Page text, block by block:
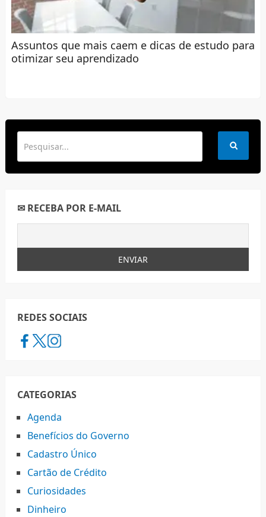
Assuntos que mais caem e dicas de estudo para
otimizar seu aprendizado
✉ RECEBA POR E-MAIL
REDES SOCIAIS
CATEGORIAS
Agenda
Benefícios do Governo
Cadastro Único
Cartão de Crédito
Curiosidades
Dinheiro